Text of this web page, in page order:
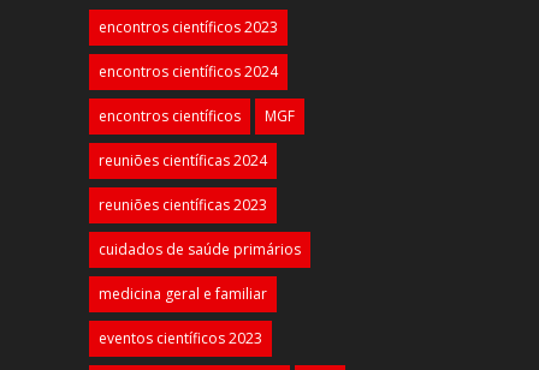
encontros científicos 2023
encontros científicos 2024
encontros científicos MGF
reuniões científicas 2024
reuniões científicas 2023
cuidados de saúde primários
medicina geral e familiar
eventos científicos 2023